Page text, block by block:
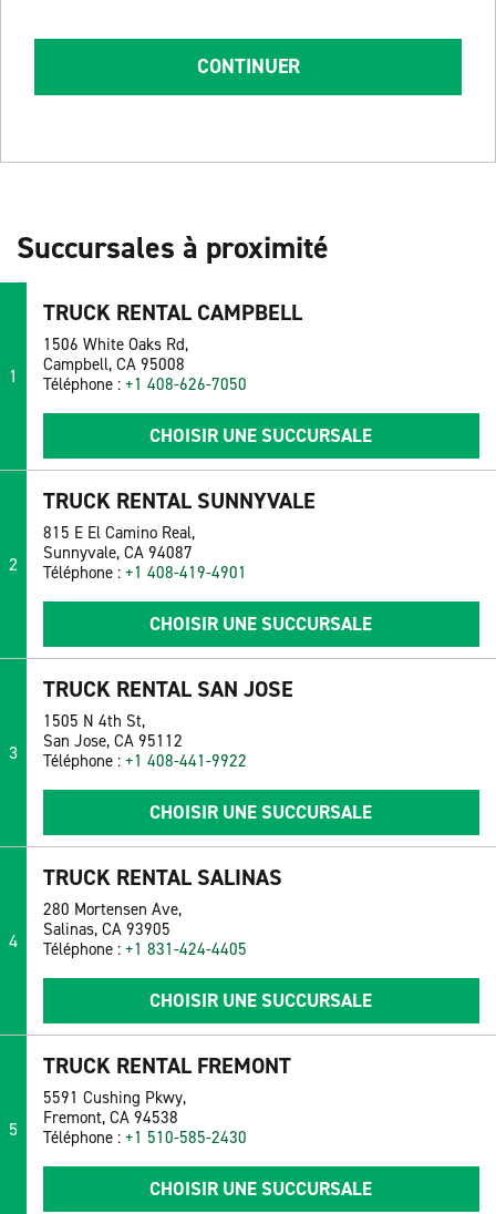
CONTINUER
Succursales à proximité
1
TRUCK RENTAL CAMPBELL
1506 White Oaks Rd,
Campbell, CA 95008
Téléphone : +1 408-626-7050
CHOISIR UNE SUCCURSALE
2
TRUCK RENTAL SUNNYVALE
815 E El Camino Real,
Sunnyvale, CA 94087
Téléphone : +1 408-419-4901
CHOISIR UNE SUCCURSALE
3
TRUCK RENTAL SAN JOSE
1505 N 4th St,
San Jose, CA 95112
Téléphone : +1 408-441-9922
CHOISIR UNE SUCCURSALE
4
TRUCK RENTAL SALINAS
280 Mortensen Ave,
Salinas, CA 93905
Téléphone : +1 831-424-4405
CHOISIR UNE SUCCURSALE
5
TRUCK RENTAL FREMONT
5591 Cushing Pkwy,
Fremont, CA 94538
Téléphone : +1 510-585-2430
CHOISIR UNE SUCCURSALE